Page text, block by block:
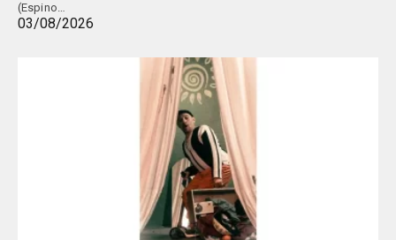
(Espino…
03/08/2026